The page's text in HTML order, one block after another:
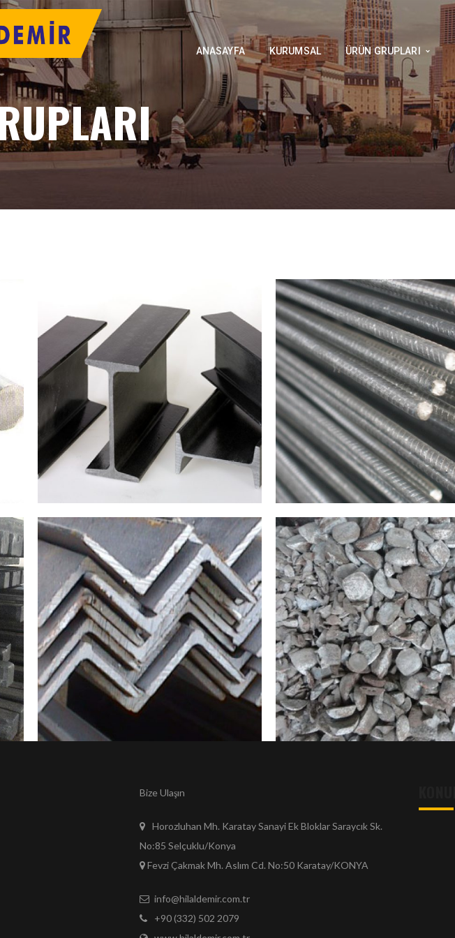
ANASAYFA KURUMSAL ÜRÜN GRUPLARI
PROFIL NERVÜRLÜ ÇELİK ÇUBUKLAR
KÖŞEBENT DEMIR PİK DEMİRLER
Bize Ulaşın
Horozluhan Mh. Karatay Sanayi Ek Bloklar Saraycık Sk.
No:85 Selçuklu/Konya
Fevzi Çakmak Mh. Aslım Cd. No:50 Karatay/KONYA
info@hilaldemir.com.tr
+90 (332) 502 2079